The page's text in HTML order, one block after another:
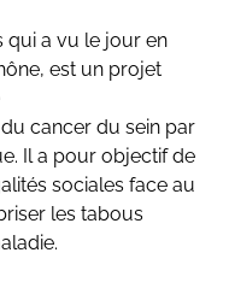
qui a vu le jour en
est un projet
cancer du sein par
Il a pour objectif de
sociales face au
les tabous